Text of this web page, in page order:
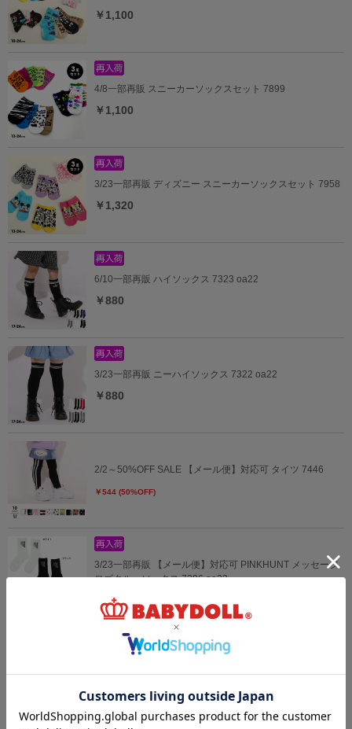
￥1,100
4/8一部再販 スニーカーソックスセット 7899
￥1,100
3/23一部再販 ディズニー スニーカーソックスセット 7958
￥1,320
6/10一部再販 ハイソックス 7323 oa22
￥880
3/23一部再販 ニーハイソックス 7322 oa22
￥880
2/2～50%OFF SALE 【メール便】対応可 タイツ 7446
￥544 (50%OFF)
3/23一部再販 【メール便】対応可 PINKHUNT メッセージ
ロゴクルーソックス 7296 oa22
￥660